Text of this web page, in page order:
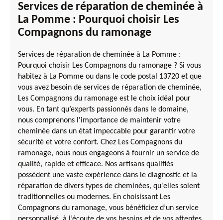
Services de réparation de cheminée à
La Pomme : Pourquoi choisir Les
Compagnons du ramonage
Services de réparation de cheminée à La Pomme :
Pourquoi choisir Les Compagnons du ramonage ? Si vous
habitez à La Pomme ou dans le code postal 13720 et que
vous avez besoin de services de réparation de cheminée,
Les Compagnons du ramonage est le choix idéal pour
vous. En tant qu’experts passionnés dans le domaine,
nous comprenons l'importance de maintenir votre
cheminée dans un état impeccable pour garantir votre
sécurité et votre confort. Chez Les Compagnons du
ramonage, nous nous engageons à fournir un service de
qualité, rapide et efficace. Nos artisans qualifiés
possèdent une vaste expérience dans le diagnostic et la
réparation de divers types de cheminées, qu'elles soient
traditionnelles ou modernes. En choisissant Les
Compagnons du ramonage, vous bénéficiez d’un service